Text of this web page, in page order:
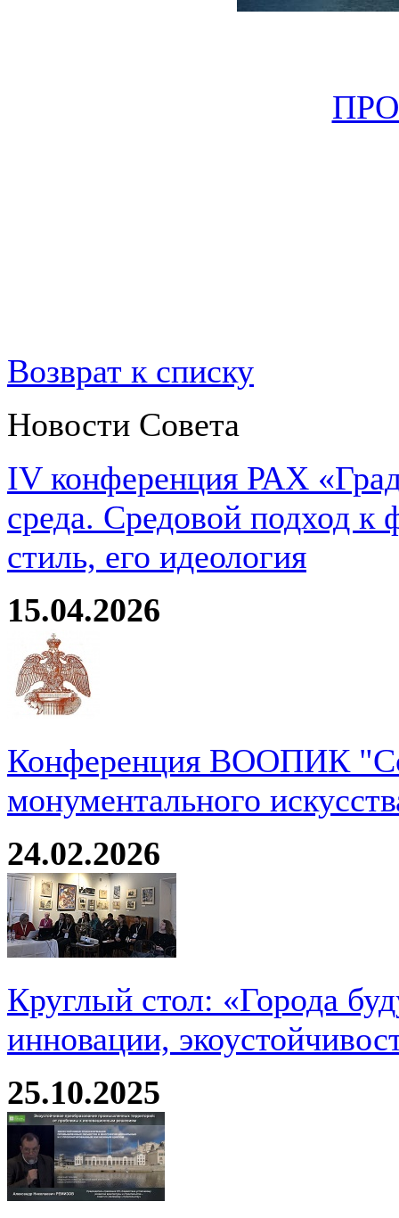
Возврат к списку
Новости Совета
IV конференция РАХ
среда. Средовой подход
стиль, его идеология
15.04.2026
Конференция ВООПИК
монументального
24.02.2026
Круглый стол: «Города
инновации,
25.10.2025